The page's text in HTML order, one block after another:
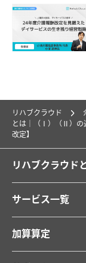
リハブクラウド
とは｜（Ⅰ）（Ⅱ）の
改定】
リハブクラウド
サービス一覧
加算算定